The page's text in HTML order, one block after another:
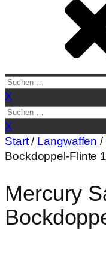
Suchen
nach:
X
Suchen
nach:
X
Start/ Langwaffen /
Bockdoppel-Flinte
Mercury